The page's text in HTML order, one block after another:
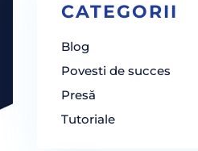
CATEGORII
Blog
Povesti de succes
Presă
Tutoriale